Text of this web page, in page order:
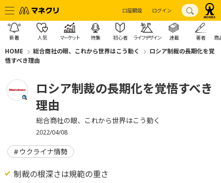
口座開設 ログイン
新着 人気 マーケット 特集 初心者 ライフデザイン 連載 著者 商
HOME 総合商社の眼、これから世界はこう動く
ロシア制裁の長期化を覚
悟すべき理由
ロシア制裁の長期化を覚悟すべき
理由
総合商社の眼、これから世界はこう動く
2022/04/08
ウクライナ情勢
制裁の根深さは規範の重さ